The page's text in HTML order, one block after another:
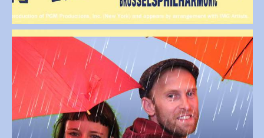
Open afbeelding in popup